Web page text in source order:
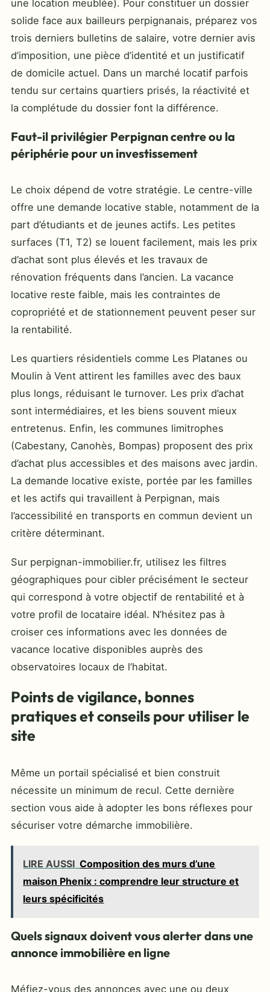
une location meublée). Pour constituer un dossier
solide face aux bailleurs perpignanais, préparez vos
trois derniers bulletins de salaire, votre dernier avis
d’imposition, une pièce d’identité et un justificatif
de domicile actuel. Dans un marché locatif parfois
tendu sur certains quartiers prisés, la réactivité et
la complétude du dossier font la différence.
Faut-il privilégier Perpignan centre ou la
périphérie pour un investissement
Le choix dépend de votre stratégie. Le centre-ville
offre une demande locative stable, notamment de la
part d’étudiants et de jeunes actifs. Les petites
surfaces (T1, T2) se louent facilement, mais les prix
d’achat sont plus élevés et les travaux de
rénovation fréquents dans l’ancien. La vacance
locative reste faible, mais les contraintes de
copropriété et de stationnement peuvent peser sur
la rentabilité.
Les quartiers résidentiels comme Les Platanes ou
Moulin à Vent attirent les familles avec des baux
plus longs, réduisant le turnover. Les prix d’achat
sont intermédiaires, et les biens souvent mieux
entretenus. Enfin, les communes limitrophes
(Cabestany, Canohès, Bompas) proposent des prix
d’achat plus accessibles et des maisons avec jardin.
La demande locative existe, portée par les familles
et les actifs qui travaillent à Perpignan, mais
l’accessibilité en transports en commun devient un
critère déterminant.
Sur perpignan-immobilier.fr, utilisez les filtres
géographiques pour cibler précisément le secteur
qui correspond à votre objectif de rentabilité et à
votre profil de locataire idéal. N’hésitez pas à
croiser ces informations avec les données de
vacance locative disponibles auprès des
observatoires locaux de l’habitat.
Points de vigilance, bonnes
pratiques et conseils pour utiliser le
site
Même un portail spécialisé et bien construit
nécessite un minimum de recul. Cette dernière
section vous aide à adopter les bons réflexes pour
sécuriser votre démarche immobilière.
LIRE AUSSI Composition des murs d’une
maison Phenix : comprendre leur structure et
leurs spécificités
Quels signaux doivent vous alerter dans une
annonce immobilière en ligne
Méfiez-vous des annonces avec une ou deux